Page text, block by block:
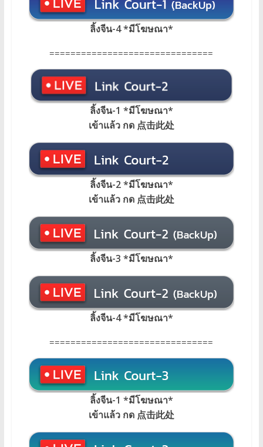
ลิ้งจีน-4 *มีโฆษณา*
===============================
ลิ้งจีน-1 *มีโฆษณา*
เข้าแล้ว กด 点击此处
ลิ้งจีน-2 *มีโฆษณา*
เข้าแล้ว กด 点击此处
ลิ้งจีน-3 *มีโฆษณา*
ลิ้งจีน-4 *มีโฆษณา*
===============================
ลิ้งจีน-1 *มีโฆษณา*
เข้าแล้ว กด 点击此处